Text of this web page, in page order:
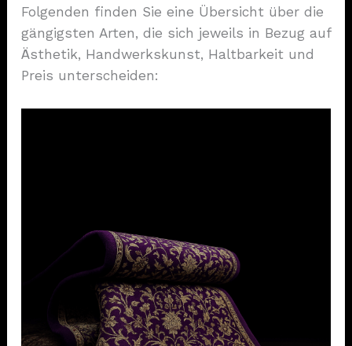
Folgenden finden Sie eine Übersicht über die
gängigsten Arten, die sich jeweils in Bezug auf
Ästhetik, Handwerkskunst, Haltbarkeit und
Preis unterscheiden: